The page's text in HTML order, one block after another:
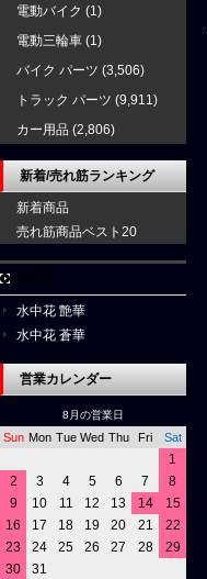
電動バイク (1)
電動三輪車 (1)
バイク パーツ (3,506)
トラック パーツ (9,911)
カー用品 (2,806)
新着/売れ筋ランキング
新着商品
売れ筋商品ベスト20
水中花 艶華
水中花 蒼華
営業カレンダー
8月の営業日
Sun Mon Tue Wed Thu Fri Sat
1
2
3 4 5 6 7
8
9
10 11 12 13 14
15
16
17 18 19 20 21
22
23
24 25 26 27 28
29
30
31